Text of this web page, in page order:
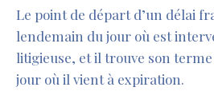
Le point de départ d’un délai
lendemain du jour où est
litigieuse, et il trouve son
jour où il vient à expiration.